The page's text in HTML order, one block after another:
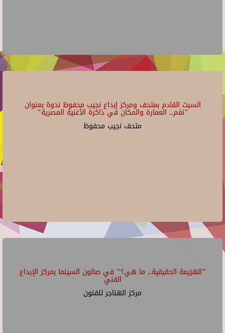
السبت القادم بمتحف ومركز إبداع نجيب محفوظ ندوة بعنوان
"نغم.. العمارة والمكان في ذاكرة الأغنية المصرية"
متحف نجيب محفوظ
"الهزيمة الحقيقية.. ما هي؟" في صالون السينما بمركز الإبداع
الفني
مركز الهناجر للفنون